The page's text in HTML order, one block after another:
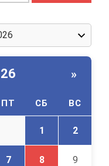
»
ПТ СБ ВС
1 2
7 8 9